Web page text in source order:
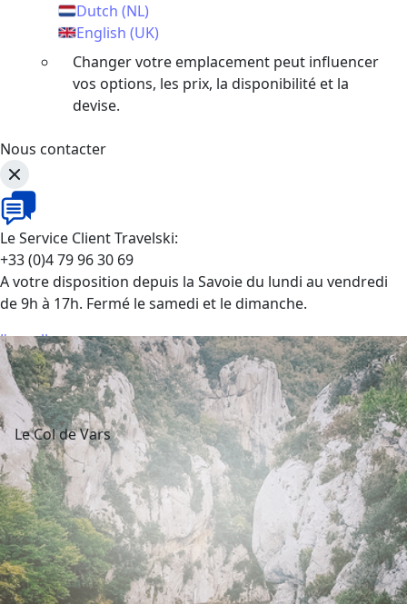
Dutch (NL)
English (UK)
Changer votre emplacement peut influencer
vos options, les prix, la disponibilité et la
devise.
Nous contacter
Le Service Client Travelski:
+33 (0)4 79 96 30 69
A votre disposition depuis la Savoie du lundi au vendredi
de 9h à 17h. Fermé le samedi et le dimanche.
J'appelle
Le Col de Vars